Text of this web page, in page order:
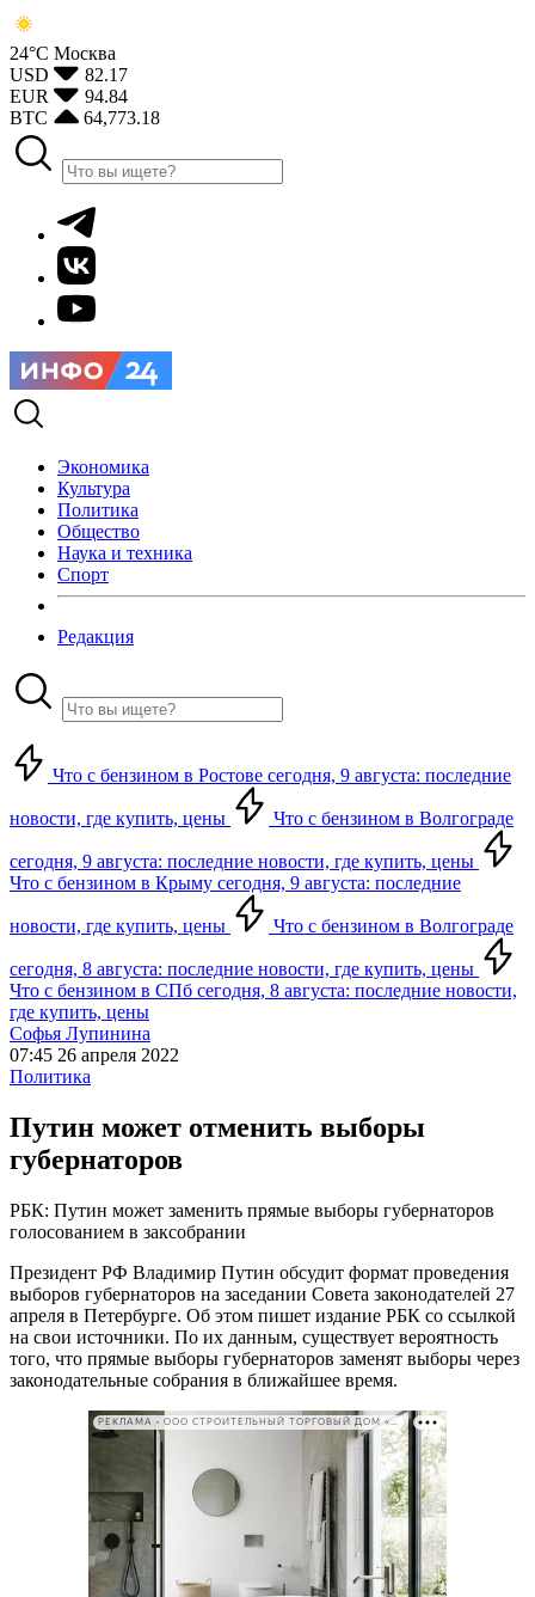
24°С Москва
USD
82.17
EUR
94.84
BTC
64,773.18
Экономика
Культура
Политика
Общество
Наука и техника
Спорт
Редакция
Что с бензином в Ростове сегодня, 9 августа: последние
новости, где купить, цены Что с бензином в Волгограде
сегодня, 9 августа: последние новости, где купить, цены
Что с бензином в Крыму сегодня, 9 августа: последние
новости, где купить, цены Что с бензином в Волгограде
сегодня, 8 августа: последние новости, где купить, цены
Что с бензином в СПб сегодня, 8 августа: последние новости,
где купить, цены
Софья Лупинина
07:45 26 апреля 2022
Политика
Путин может отменить выборы
губернаторов
РБК: Путин может заменить прямые выборы губернаторов
голосованием в заксобрании
Президент РФ Владимир Путин обсудит формат проведения
выборов губернаторов на заседании Совета законодателей 27
апреля в Петербурге. Об этом пишет издание РБК со ссылкой
на свои источники. По их данным, существует вероятность
того, что прямые выборы губернаторов заменят выборы через
законодательные собрания в ближайшее время.
РЕКЛАМА • ООО СТРОИТЕЛЬНЫЙ ТОРГОВЫЙ ДОМ «ПЕТРОВИЧ». ИНН: 7802348846